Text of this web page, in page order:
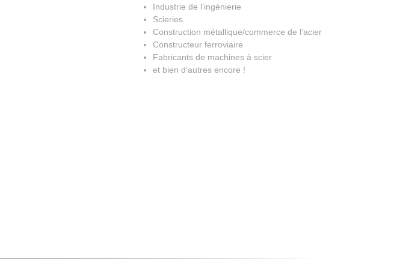
Industrie de l’ingénierie
Scieries
Construction métallique/commerce de l’acier
Constructeur ferroviaire
Fabricants de machines à scier
et bien d’autres encore !